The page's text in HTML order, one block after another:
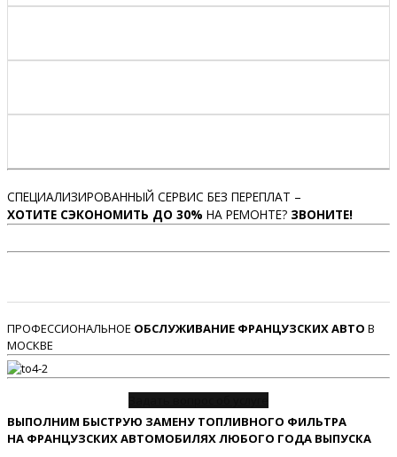
СПЕЦИАЛИЗИРОВАННЫЙ СЕРВИС БЕЗ ПЕРЕПЛАТ –
ХОТИТЕ СЭКОНОМИТЬ ДО 30% НА РЕМОНТЕ? ЗВОНИТЕ!
ПРОФЕССИОНАЛЬНОЕ ОБСЛУЖИВАНИЕ ФРАНЦУЗСКИХ АВТО В
МОСКВЕ
ВЫПОЛНИМ БЫСТРУЮ ЗАМЕНУ ТОПЛИВНОГО ФИЛЬТРА
НА ФРАНЦУЗСКИХ АВТОМОБИЛЯХ ЛЮБОГО ГОДА ВЫПУСКА